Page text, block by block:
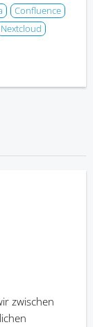
Confluence
Nextcloud
zwischen